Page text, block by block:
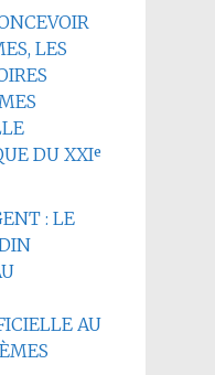
LES
DU XXIᵉ
: LE
AU